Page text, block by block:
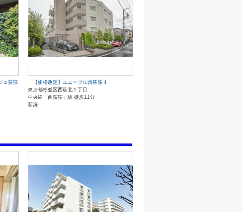
ェ荻窪
【価格改定】ユニーブル西荻窪Ⅱ
東京都杉並区西荻北１丁目
中央線「西荻窪」駅 徒歩11分
新築